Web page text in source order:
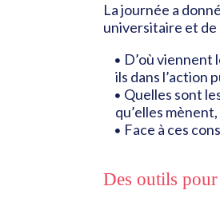
La journée a
universitaire et
D’où viennent
ils dans l’action
Quelles sont
qu’elles
Face à ces
Des outils